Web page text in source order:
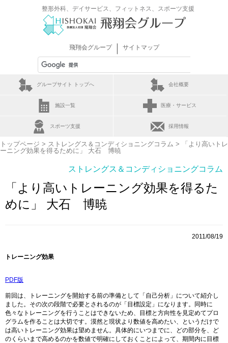
整形外科、デイサービス、フィットネス、スポーツ支援
飛翔会グループ｜ サイトマップ
グループサイト トップへ 会社概要
施設一覧 医療・サービス
スポーツ支援 採用情報
トップページ > ストレングス＆コンディショニングコラム > 「より高いトレ
ーニング効果を得るために」 大石 博暁
ストレングス＆コンディショニングコラム
「より高いトレーニング効果を得るた
めに」 大石 博暁
2011/08/19
トレーニング効果
PDF版
前回は、トレーニングを開始する前の準備として「自己分析」について紹介し
ました。その次の段階で必要とされるのが「目標設定」になります。同時に
色々なトレーニングを行うことはできないため、目標と方向性を見定めてプロ
グラムを作ることは大切です。漠然と現状より数値を高めたい、というだけで
は高いトレーニング効果は望めません。具体的にいつまでに、どの部分を、ど
のくらいまで高めるのかを数値で明確にしておくことによって、期間内に目標